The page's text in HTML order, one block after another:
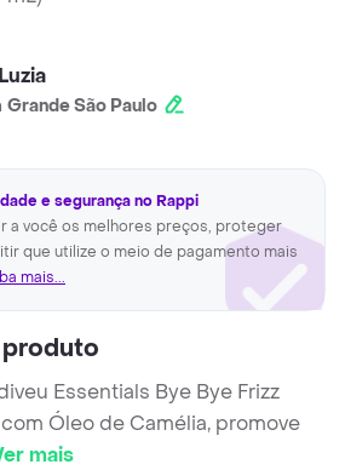
Grande São Paulo
e segurança no Rappi
a você os melhores preços, proteger
que utilize o meio de pagamento mais
mais...
Essentials Bye Bye Frizz
Óleo de Camélia, promove
mais